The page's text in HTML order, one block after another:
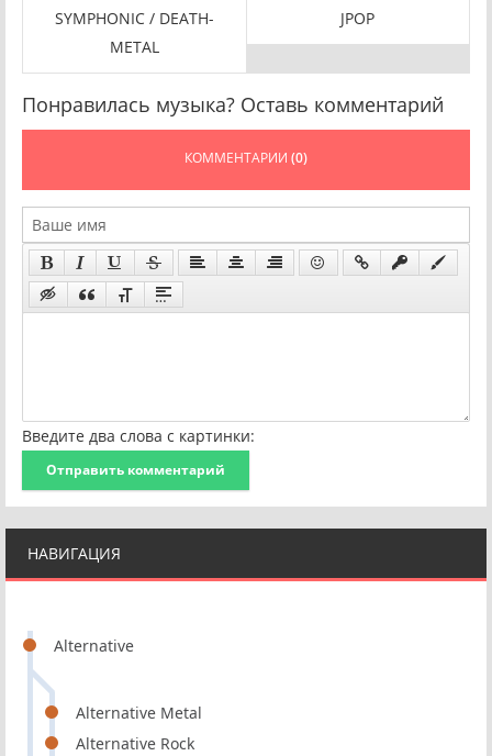
НАВИГАЦИЯ
Alternative
Alternative Metal
Alternative Rock
SYMPHONIC / DEATH-
METAL
JPOP
Понравилась музыка? Оставь комментарий
КОММЕНТАРИИ (0)
Введите два слова с картинки:
Отправить комментарий